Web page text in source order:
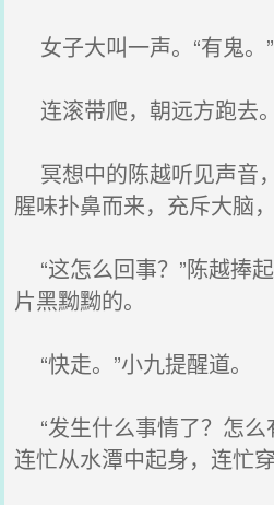
女子大叫一声。“有鬼。”
连滚带爬，朝远方跑去。
冥想中的陈越听见声音
腥味扑鼻而来，充斥大脑
“这怎么回事？”陈越捧
片黑黝黝的。
“快走。”小九提醒道。
“发生什么事情了？怎么
连忙从水潭中起身，连忙穿